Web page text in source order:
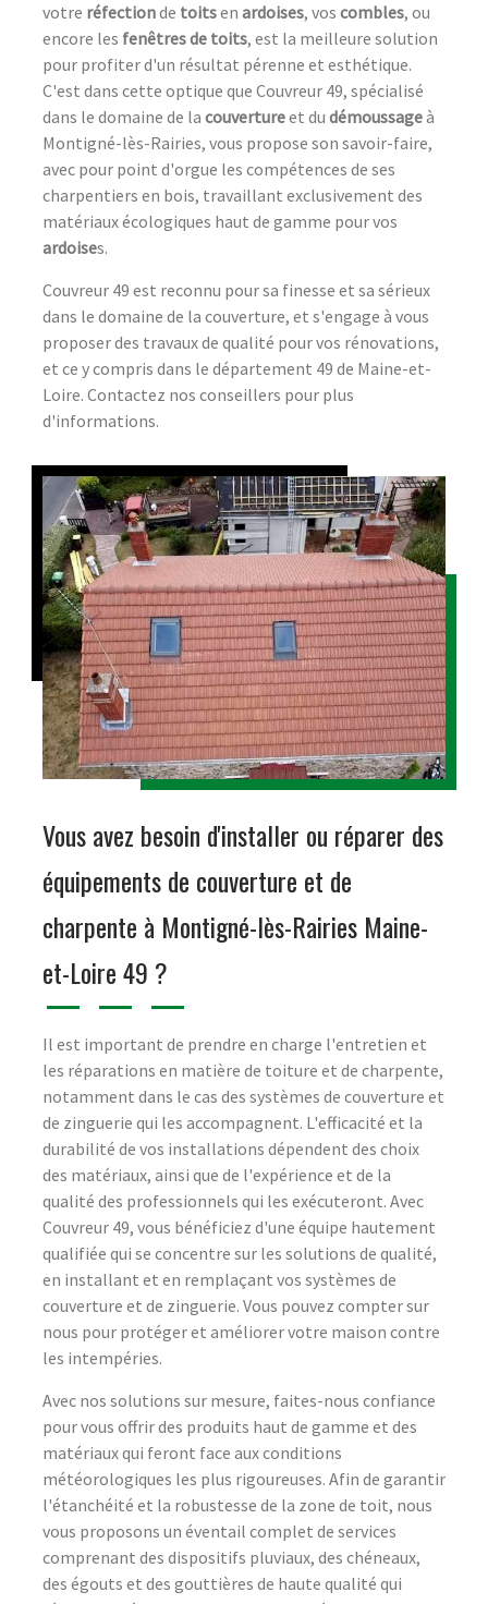
votre réfectionde toitsen ardoises, vos combles, ou
encore les fenêtres de toits, est la meilleure solution
pour profiter d'un résultat pérenne et esthétique.
C'est dans cette optique que Couvreur 49, spécialisé
dans le domaine de la couvertureet du démoussageà
Montigné-lès-Rairies, vous propose son savoir-faire,
avec pour point d'orgue les compétences de ses
charpentiers en bois, travaillant exclusivement des
matériaux écologiques haut de gamme pour vos
ardoises.
Couvreur 49 est reconnu pour sa finesse et sa sérieux
dans le domaine de la couverture, et s'engage à vous
proposer des travaux de qualité pour vos rénovations,
et ce y compris dans le département 49 de Maine-et-
Loire. Contactez nos conseillers pour plus
d'informations.
Vous avez besoin d'installer ou réparer des
équipements de couverture et de
charpente à Montigné-lès-Rairies Maine-
et-Loire 49 ?
Il est important de prendre en charge l'entretien et
les réparations en matière de toiture et de charpente,
notamment dans le cas des systèmes de couverture et
de zinguerie qui les accompagnent. L'efficacité et la
durabilité de vos installations dépendent des choix
des matériaux, ainsi que de l'expérience et de la
qualité des professionnels qui les exécuteront. Avec
Couvreur 49, vous bénéficiez d'une équipe hautement
qualifiée qui se concentre sur les solutions de qualité,
en installant et en remplaçant vos systèmes de
couverture et de zinguerie. Vous pouvez compter sur
nous pour protéger et améliorer votre maison contre
les intempéries.
Avec nos solutions sur mesure, faites-nous confiance
pour vous offrir des produits haut de gamme et des
matériaux qui feront face aux conditions
météorologiques les plus rigoureuses. Afin de garantir
l'étanchéité et la robustesse de la zone de toit, nous
vous proposons un éventail complet de services
comprenant des dispositifs pluviaux, des chéneaux,
des égouts et des gouttières de haute qualité qui